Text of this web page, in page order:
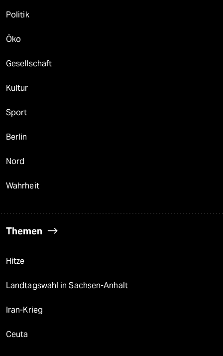
Politik
Öko
Gesellschaft
Kultur
Sport
Berlin
Nord
Wahrheit
Themen
Hitze
Landtagswahl in Sachsen-Anhalt
Iran-Krieg
Ceuta